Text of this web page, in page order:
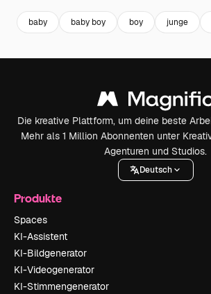
baby baby boy boy junge
Die kreative Plattform, um deine beste
Mehr als 1 Million Abonnenten unter
Agenturen und Studios.
Deutsch
Produkte
Spaces
KI-Assistent
KI-Bildgenerator
KI-Videogenerator
KI-Stimmengenerator